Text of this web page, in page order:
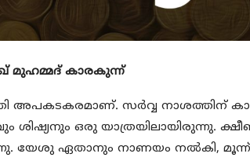
മുഹമ്മദ് കാരകുന്ന്
അപകടകരമാണ്. സർവ്വ നാശത്തിന്
ശിഷ്യനും ഒരു യാത്രയിലായിരുന്നു.
യേശു ഏതാനും നാണയം നൽകി, മൂന്ന്